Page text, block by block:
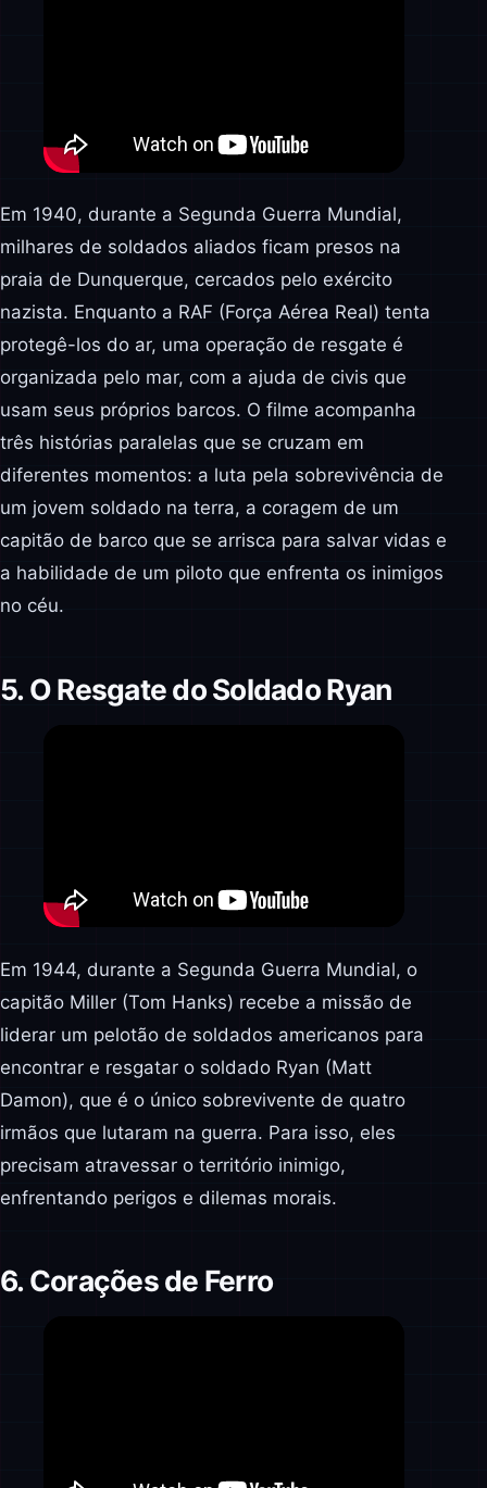
Em 1940, durante a Segunda Guerra Mundial,
milhares de soldados aliados ficam presos na
praia de Dunquerque, cercados pelo exército
nazista. Enquanto a RAF (Força Aérea Real) tenta
protegê-los do ar, uma operação de resgate é
organizada pelo mar, com a ajuda de civis que
usam seus próprios barcos. O filme acompanha
três histórias paralelas que se cruzam em
diferentes momentos: a luta pela sobrevivência de
um jovem soldado na terra, a coragem de um
capitão de barco que se arrisca para salvar vidas e
a habilidade de um piloto que enfrenta os inimigos
no céu.
5. O Resgate do Soldado Ryan
Em 1944, durante a Segunda Guerra Mundial, o
capitão Miller (Tom Hanks) recebe a missão de
liderar um pelotão de soldados americanos para
encontrar e resgatar o soldado Ryan (Matt
Damon), que é o único sobrevivente de quatro
irmãos que lutaram na guerra. Para isso, eles
precisam atravessar o território inimigo,
enfrentando perigos e dilemas morais.
6. Corações de Ferro